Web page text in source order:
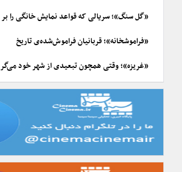
«گل سنگ»؛ سریالی که قواعد نمایش خانگی را
«فراموشخانه»؛ قربانیان فراموش‌شده‌ی تاریخ
«غریزه»؛ وقتی همچون تبعیدی از شهر خود